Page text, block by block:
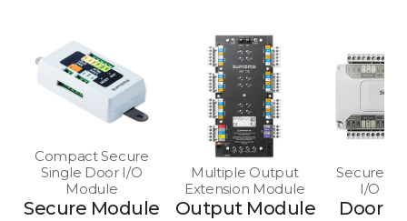
Compact Secure
Single Door I/O
Module
Secure Module
Multiple Output
Extension Module
Output Module
Secure
I/O
Door